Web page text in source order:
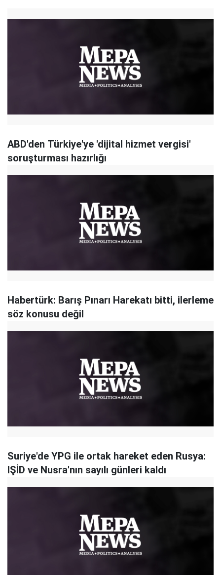
ABD'den Türkiye'ye 'dijital hizmet vergisi'
soruşturması hazırlığı
Habertürk: Barış Pınarı Harekatı bitti, ilerleme
söz konusu değil
Suriye'de YPG ile ortak hareket eden Rusya:
IŞİD ve Nusra'nın sayılı günleri kaldı